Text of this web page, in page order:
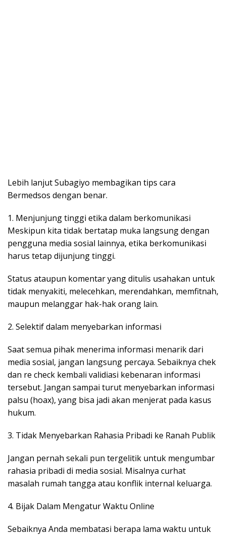
Lebih lanjut Subagiyo membagikan tips cara
Bermedsos dengan benar.
1. Menjunjung tinggi etika dalam berkomunikasi
Meskipun kita tidak bertatap muka langsung dengan
pengguna media sosial lainnya, etika berkomunikasi
harus tetap dijunjung tinggi.
Status ataupun komentar yang ditulis usahakan untuk
tidak menyakiti, melecehkan, merendahkan, memfitnah,
maupun melanggar hak-hak orang lain.
2. Selektif dalam menyebarkan informasi
Saat semua pihak menerima informasi menarik dari
media sosial, jangan langsung percaya. Sebaiknya chek
dan re check kembali validiasi kebenaran informasi
tersebut. Jangan sampai turut menyebarkan informasi
palsu (hoax), yang bisa jadi akan menjerat pada kasus
hukum.
3. Tidak Menyebarkan Rahasia Pribadi ke Ranah Publik
Jangan pernah sekali pun tergelitik untuk mengumbar
rahasia pribadi di media sosial. Misalnya curhat
masalah rumah tangga atau konflik internal keluarga.
4. Bijak Dalam Mengatur Waktu Online
Sebaiknya Anda membatasi berapa lama waktu untuk